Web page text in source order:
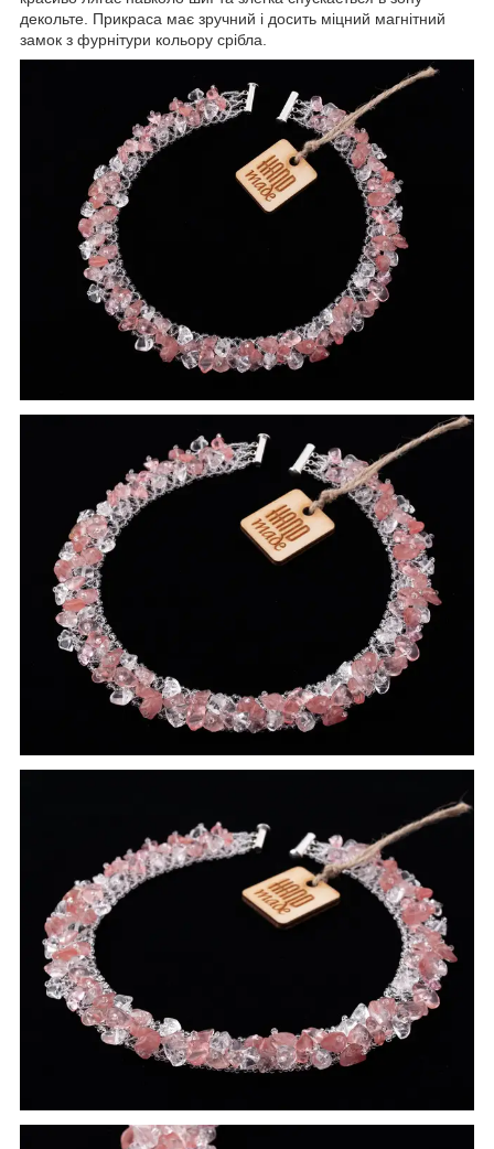
декольте. Прикраса має зручний і досить міцний магнітний
замок з фурнітури кольору срібла.